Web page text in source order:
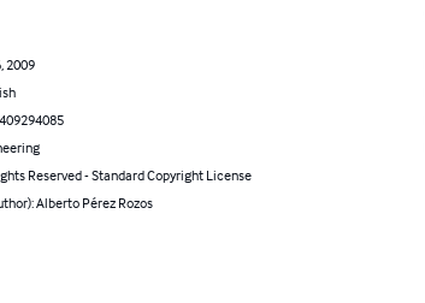
2009
Reserved - Standard Copyright License
Alberto Pérez Rozos